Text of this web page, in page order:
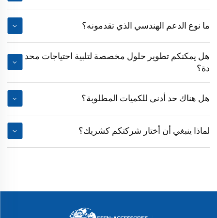
ما نوع الدعم الهندسي الذي تقدمونه؟
هل يمكنكم تطوير حلول مخصصة لتلبية احتياجات محد
دة؟
هل هناك حد أدنى للكميات المطلوبة؟
لماذا ينبغي أن أختار شركتكم كشريك؟